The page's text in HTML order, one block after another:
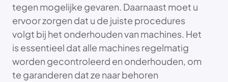
tegen mogelijke gevaren. Daarnaast moet u
ervoor zorgen dat u de juiste procedures
volgt bij het onderhouden van machines. Het
is essentieel dat alle machines regelmatig
worden gecontroleerd en onderhouden, om
te garanderen dat ze naar behoren